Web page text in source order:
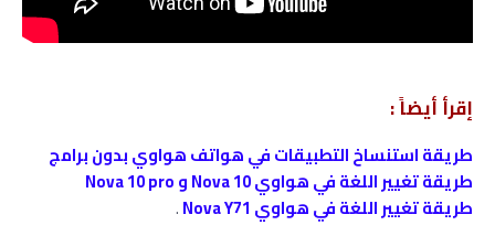
إقرأ أيضاً :
طريقة استنساخ التطبيقات في هواتف هواوي بدون برامج
طريقة تغيير اللغة في هواوي Nova 10 و Nova 10 pro
طريقة تغيير اللغة في هواوي Nova Y71
.